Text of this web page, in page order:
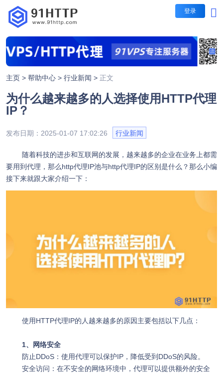
登录
短效代理
长效代理
隧道代理
短效代理
每日提取IP无限制
包量套餐
IP时效：1/3/5/10/30分
主页 > 帮助中心 > 行业新闻 > 正文
为什么越来越多的人选择使用HTTP代理
IP？
发布日期：2025-01-07 17:02:26 行业新闻
随着科技的进步和互联网的发展，越来越多的企业在业务上都需
要用到代理，那么http代理IP池与http代理IP的区别是什么？那么小编
接下来就跟大家介绍一下：
使用HTTP代理IP的人越来越多的原因主要包括以下几点：
1、网络安全
防止DDoS：使用代理可以保护IP，降低受到DDoS的风险。
安全访问：在不安全的网络环境中，代理可以提供额外的安全